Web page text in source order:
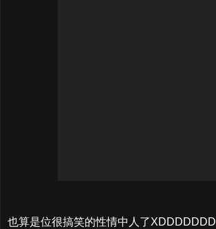
也算是位很搞笑的性情中人了XDDDDDDD